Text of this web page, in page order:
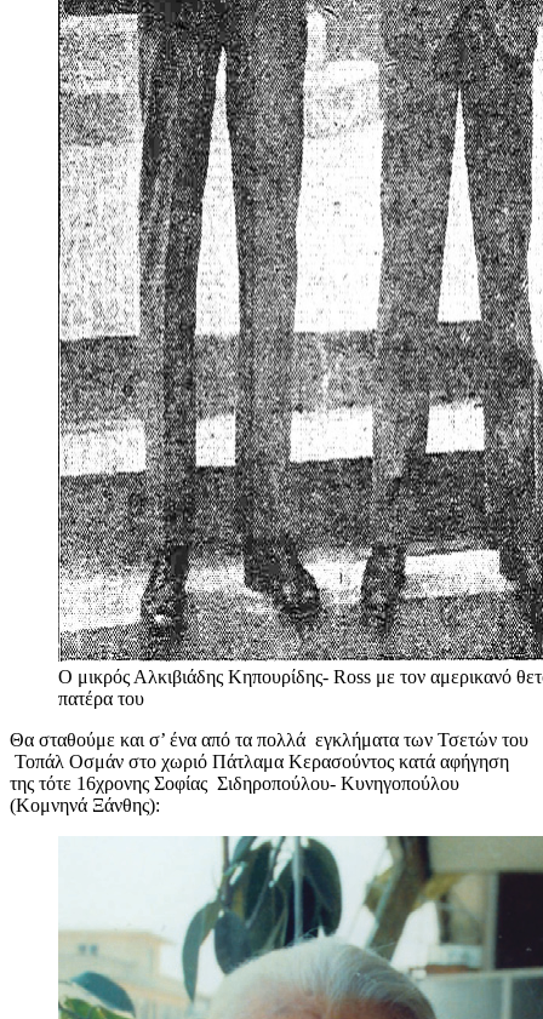
Ο μικρός Αλκιβιάδης Κηπουρίδης- Ross με τον αμερικανό
πατέρα του
Θα σταθούμε και σ’ ένα από τα πολλά εγκλήματα των Τσετών του
Τοπάλ Οσμάν στο χωριό Πάτλαμα Κερασούντος κατά αφήγηση
της τότε 16χρονης Σοφίας Σιδηροπούλου- Κυνηγοπούλου
(Κομνηνά Ξάνθης):